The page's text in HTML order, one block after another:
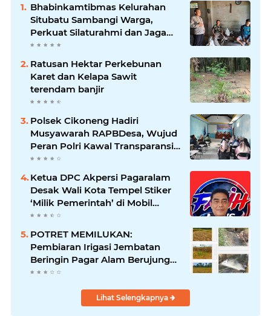
Bhabinkamtibmas Kelurahan
Situbatu Sambangi Warga,
Perkuat Silaturahmi dan Jaga
Kondusivitas Wilayah
Ratusan Hektar Perkebunan
Karet dan Kelapa Sawit
terendam banjir
Polsek Cikoneng Hadiri
Musyawarah RAPBDesa, Wujud
Peran Polri Kawal Transparansi
dan Kamtibmas Desa
Ketua DPC Akpersi Pagaralam
Desak Wali Kota Tempel Stiker
‘Milik Pemerintah’ di Mobil
Dinas, Cegah Penyalahgunaan
POTRET MEMILUKAN:
Pembiaran Irigasi Jembatan
Beringin Pagar Alam Berujung
'Bencana' Bagi Petani
Lihat Selengkapnya